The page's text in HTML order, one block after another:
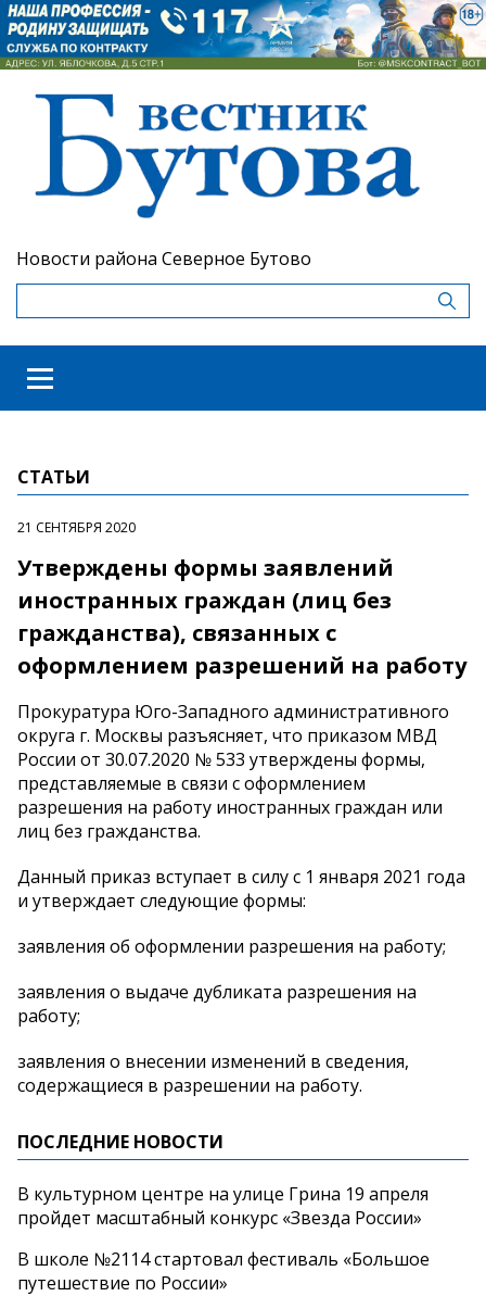
Новости района Северное Бутово
СТАТЬИ
21 СЕНТЯБРЯ 2020
Утверждены формы заявлений
иностранных граждан (лиц без
гражданства), связанных с
оформлением разрешений на работу
Прокуратура Юго-Западного административного
округа г. Москвы разъясняет, что приказом МВД
России от 30.07.2020 № 533 утверждены формы,
представляемые в связи с оформлением
разрешения на работу иностранных граждан или
лиц без гражданства.
Данный приказ вступает в силу с 1 января 2021 года
и утверждает следующие формы:
заявления об оформлении разрешения на работу;
заявления о выдаче дубликата разрешения на
работу;
заявления о внесении изменений в сведения,
содержащиеся в разрешении на работу.
ПОСЛЕДНИЕ НОВОСТИ
В культурном центре на улице Грина 19 апреля
пройдет масштабный конкурс «Звезда России»
В школе №2114 стартовал фестиваль «Большое
путешествие по России»